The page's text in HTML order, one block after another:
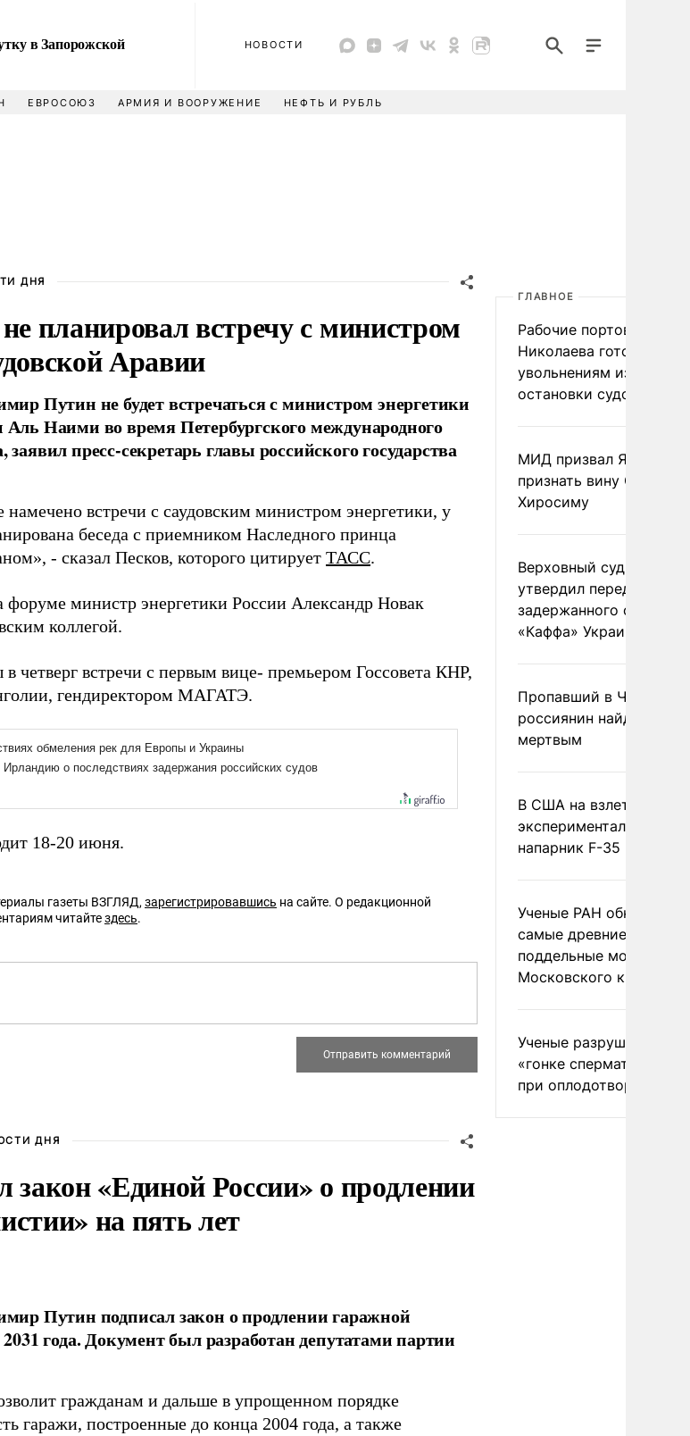
в Запорожской
НОВОСТИ
ЕВРОСОЮЗ АРМИЯ И ВООРУЖЕНИЕ НЕФТЬ И РУБЛЬ
ДНЯ
планировал встречу с министром
Аравии
Путин не будет встречаться с министром энергетики
Наими во время Петербургского международного
пресс-секретарь главы российского государства
встречи с саудовским министром энергетики, у
беседа с приемником Наследного принца
- сказал Песков, которого цитирует ТАСС.
форуме министр энергетики России Александр Новак
коллегой.
четверг встречи с первым вице- премьером Госсовета КНР,
гендиректором МАГАТЭ.
18-20 июня.
газеты ВЗГЛЯД, зарегистрировавшись на сайте. О редакционной
читайтездесь.
ДНЯ
закон «Единой России» о продлении
на пять лет
Путин подписал закон о продлении гаражной
года. Документ был разработан депутатами партии
гражданам и дальше в упрощенном порядке
гаражи, построенные до конца 2004 года, а также
ГЛАВНОЕ
Рабочие портов
Николаева готовятся к
увольнениям из-за
остановки судоходства
МИД призвал Японию
признать вину США за
Хиросиму
Верховный суд Швеции
утвердил передачу
задержанного
«Каффа» Украине
Пропавший в
россиянин найден
мертвым
В США на взлете
экспериментальный
напарник F-35
Ученые РАН
самые древние
поддельные монеты
Московского
Ученые разрушили миф
«гонке
при оплодотворении